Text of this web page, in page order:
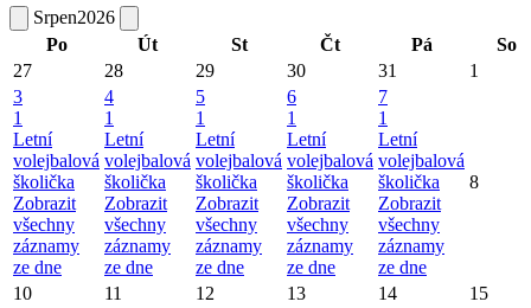
Srpen2026
Po
Út St Čt Pá
So
27
28 29 30 31
1
3
1
Letní
volejbalová
školička
Zobrazit
všechny
záznamy
ze dne
4
1
Letní
volejbalová
školička
Zobrazit
všechny
záznamy
ze dne
5
1
Letní
volejbalová
školička
Zobrazit
všechny
záznamy
ze dne
6
1
Letní
volejbalová
školička
Zobrazit
všechny
záznamy
ze dne
7
1
Letní
volejbalová
školička
Zobrazit
všechny
záznamy
ze dne
8
10 11 12 13 14 15